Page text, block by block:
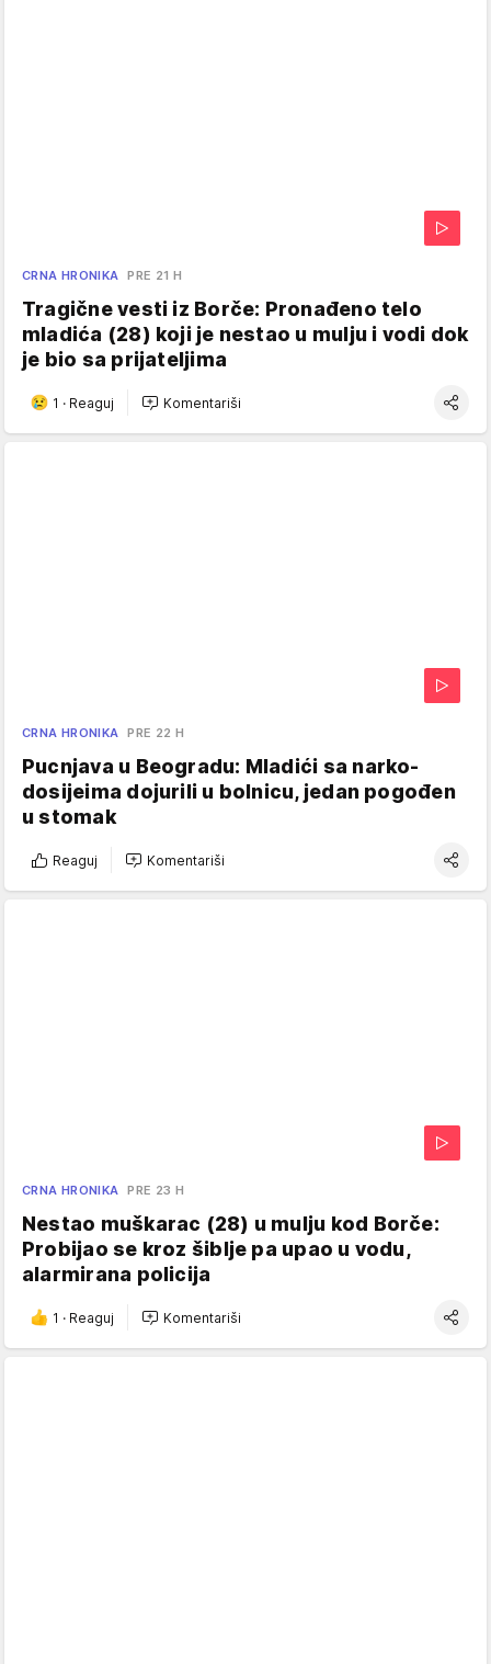
CRNA HRONIKA PRE 21 H
Tragične vesti iz Borče: Pronađeno telo
mladića (28) koji je nestao u mulju i vodi dok
je bio sa prijateljima
1 · Reaguj Komentariši
CRNA HRONIKA PRE 22 H
Pucnjava u Beogradu: Mladići sa narko-
dosijeima dojurili u bolnicu, jedan pogođen
u stomak
Reaguj Komentariši
CRNA HRONIKA PRE 23 H
Nestao muškarac (28) u mulju kod Borče:
Probijao se kroz šiblje pa upao u vodu,
alarmirana policija
1 · Reaguj Komentariši